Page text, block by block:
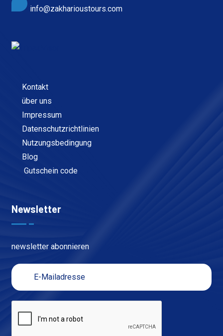
info@zakharioustours.com
Kontakt
über uns
Impressum
Datenschutzrichtlinien
Nutzungsbedingung
Blog
Gutschein code
Newsletter
newsletter abonnieren